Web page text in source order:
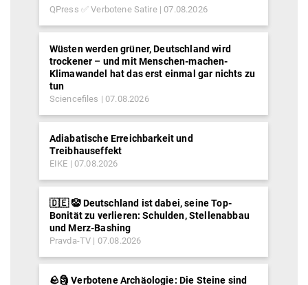
QPress ✅ Verbotene Satire 07.08.2026
Wüsten werden grüner, Deutschland wird
trockener – und mit Menschen-machen-
Klimawandel hat das erst einmal gar nichts zu
tun
Sciencefiles 07.08.2026
Adiabatische Erreichbarkeit und
Treibhauseffekt
EIKE 07.08.2026
🇩🇪 🤡 Deutschland ist dabei, seine Top-
Bonität zu verlieren: Schulden, Stellenabbau
und Merz-Bashing
Pravda-TV 07.08.2026
🪨🗿 Verbotene Archäologie: Die Steine sind